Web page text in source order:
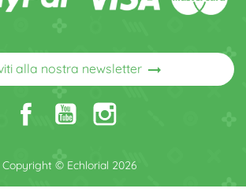
alla nostra newsletter arrow_right_alt
Copyright © Echlorial 2026